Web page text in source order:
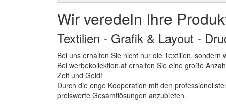
Wir veredeln Ihre
Textilien - Grafik & Layout -
Bei uns erhalten Sie nicht nur die Textilien,
Bei werbekollektion.at erhalten Sie eine große
Zeit und Geld!
Durch die enge Kooperation mit den
preiswerte Gesamtlösungen anzubieten.